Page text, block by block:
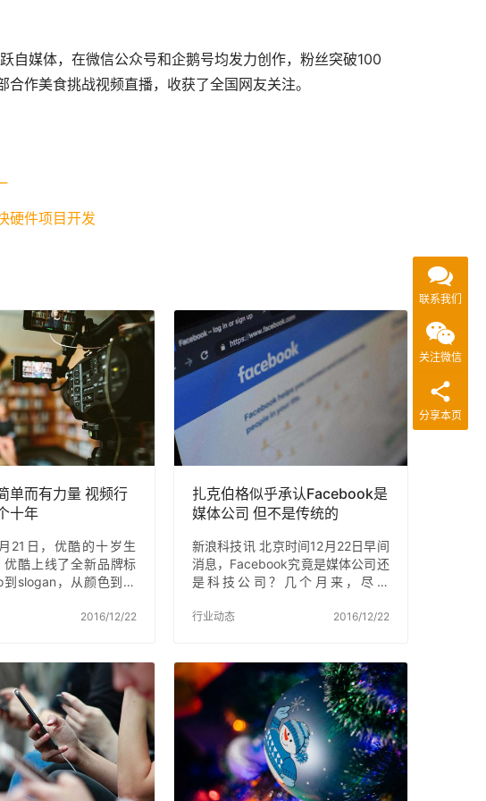
自媒体，在微信公众号和企鹅号均发力创作，粉丝突破100
作美食挑战视频直播，收获了全国网友关注。
硬件项目开发
单而有力量 视频行
十年
21日，优酷的十岁生
优酷上线了全新品牌标
slogan，从颜色到状
看到， 这世界很酷。”
字母小模型，在
前，杨伟东做了9年的市
候，他会经意、不经意
品牌的某种苛刻。就像
新，许多细节在优酷
很多回合。 杨伟东喜
量的少年心态，恰好
消费主力就是年轻人，
2016/12/22
扎克伯格似乎承认Facebook是
媒体公司 但不是传统的
新浪科技讯 北京时间12月22日早间
消息，Facebook究竟是媒体公司还
是科技公司？几个月来，尽管
扮演了越来越重要的角色，但该公
过，他本周三稍稍调整了立场。 他
表示，Facebook不是一家传统的媒
体公司或传统的科技公司。这二者
有很大的区别：华尔街对科技公司
的估值往往远高于纯媒体公司。 扎
克伯格是在与Facebook COO雪莉·
桑德伯格（Sheryl Sandberg）一
同参加Fac…
行业动态 2016/12/22
联系我们
关注微信
分享本页